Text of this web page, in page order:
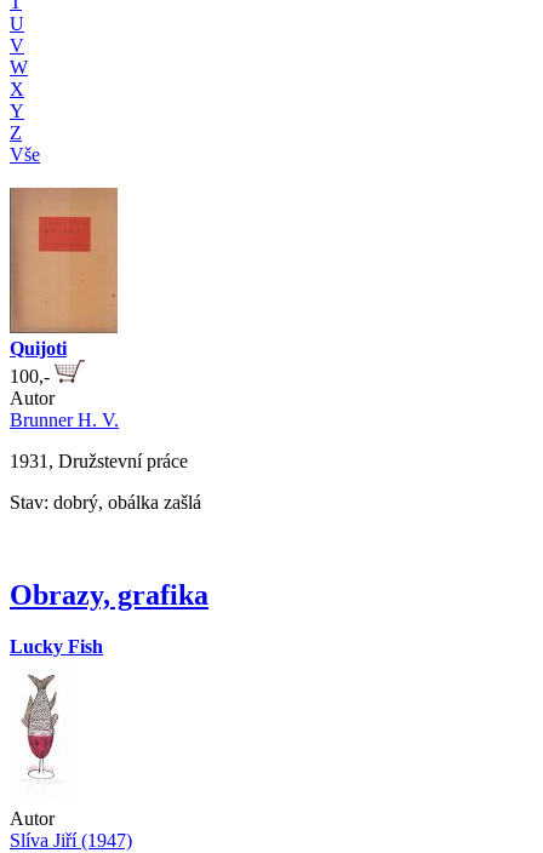
U
V
W
X
Y
Z
Vše
Quijoti
100,-
Autor
Brunner H. V.
1931, Družstevní práce
Stav: dobrý, obálka zašlá
Obrazy, grafika
Lucky Fish
Autor
Slíva Jiří (1947)